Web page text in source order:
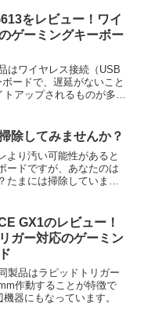
をレビュー！ワイ
ゲーミングキーボー
はワイヤレス接続（USB
ードで、遅延がないこと
アップされるものが多い
除してみませんか？
より汚い可能性があると
ードですが、あなたのは
たまには掃除しています
はバラして掃除してあげ
PC周...
GX1のレビュー！
ガー対応のゲーミン
製品はラピッドトリガー
作動することが特徴で
器にもなっています。